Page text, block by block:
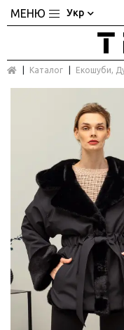
Укр
Каталог Екошуби,